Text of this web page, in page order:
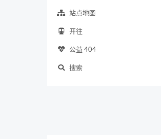
站点地图
开往
公益 404
搜索